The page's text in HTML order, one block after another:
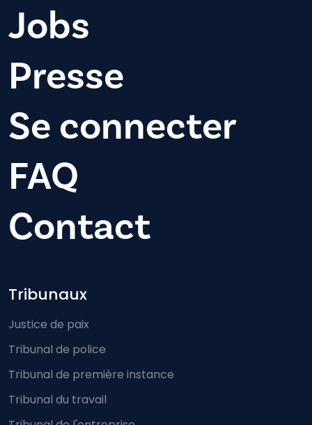
Jobs
Presse
Se connecter
FAQ
Contact
Footer-menu
Tribunaux
Justice de paix
Tribunal de police
Tribunal de première instance
Tribunal du travail